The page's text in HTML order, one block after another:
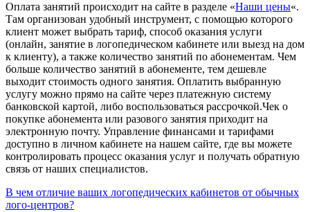
Оплата занятий происходит на сайте в разделе «Наши цены«.
Там организован удобный инструмент, с помощью которого
клиент может выбрать тариф, способ оказания услуги
(онлайн, занятие в логопедическом кабинете или выезд на дом
к клиенту), а также количество занятий по абонементам. Чем
больше количество занятий в абонементе, тем дешевле
выходит стоимость одного занятия. Оплатить выбранную
услугу можно прямо на сайте через платежную систему
банковской картой, либо воспользоваться рассрочкой.Чек о
покупке абонемента или разового занятия приходит на
электронную почту. Управление финансами и тарифами
доступно в личном кабинете на нашем сайте, где вы можете
контролировать процесс оказания услуг и получать обратную
связь от наших специалистов.
В чем отличие ваших логопедических кабинетов от обычных
лого-центров?